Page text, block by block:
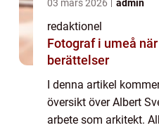
03 mars 2026 admin
redaktionel
Fotograf i umeå när bilder får bära
berättelser
I denna artikel
översikt över Albert
arbete som arkitekt.